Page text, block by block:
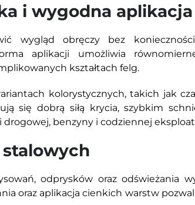
i wygodna aplikacja
wygląd obręczy bez
aplikacji umożliwia
kształtach felg.
kolorystycznych, takich jak
się dobrą siłą krycia, szybkim
benzyny i codziennej
odprysków oraz odświeżania
oraz aplikacja cienkich warstw